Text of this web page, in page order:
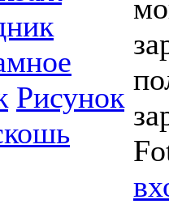
Рисунок